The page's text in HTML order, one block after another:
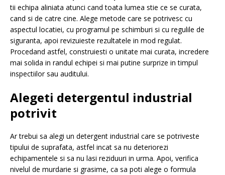
tii echipa aliniata atunci cand toata lumea stie ce se curata,
cand si de catre cine. Alege metode care se potrivesc cu
aspectul locatiei, cu programul pe schimburi si cu regulile de
siguranta, apoi revizuieste rezultatele in mod regulat.
Procedand astfel, construiesti o unitate mai curata, incredere
mai solida in randul echipei si mai putine surprize in timpul
inspectiilor sau auditului.
Alegeti detergentul industrial
potrivit
Ar trebui sa alegi un detergent industrial care se potriveste
tipului de suprafata, astfel incat sa nu deteriorezi
echipamentele si sa nu lasi reziduuri in urma. Apoi, verifica
nivelul de murdarie si grasime, ca sa poti alege o formula